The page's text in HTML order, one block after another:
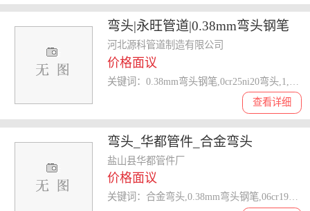
弯头|永旺管道|0.38mm弯头钢笔
河北源科管道制造有限公司
价格面议
查看详细
关键词：0.38mm弯头钢笔,0cr25ni20弯头,1,2内牙弯头,不锈钢,弯头
弯头_华都管件_合金弯头
盐山县华都管件厂
价格面议
关键词：合金弯头,0.38mm弯头钢笔,06cr19ni10弯头,弯头